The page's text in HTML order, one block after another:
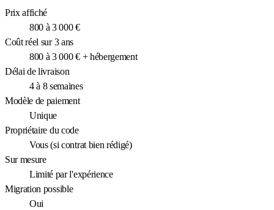
Prix affiché
800 à 3 000 €
Coût réel sur 3 ans
800 à 3 000 € + hébergement
Délai de livraison
4 à 8 semaines
Modèle de paiement
Unique
Propriétaire du code
Vous (si contrat bien rédigé)
Sur mesure
Limité par l'expérience
Migration possible
Oui